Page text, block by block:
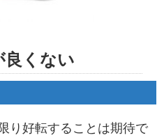
良くない
り好転することは期待で